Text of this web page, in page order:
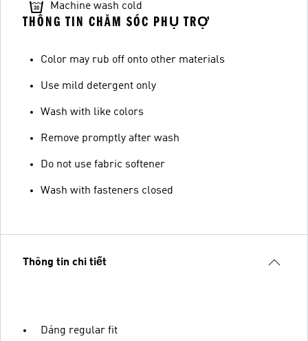
Machine wash cold
THÔNG TIN CHĂM SÓC PHỤ TRỢ
Color may rub off onto other materials
Use mild detergent only
Wash with like colors
Remove promptly after wash
Do not use fabric softener
Wash with fasteners closed
Thông tin chi tiết
Dáng regular fit